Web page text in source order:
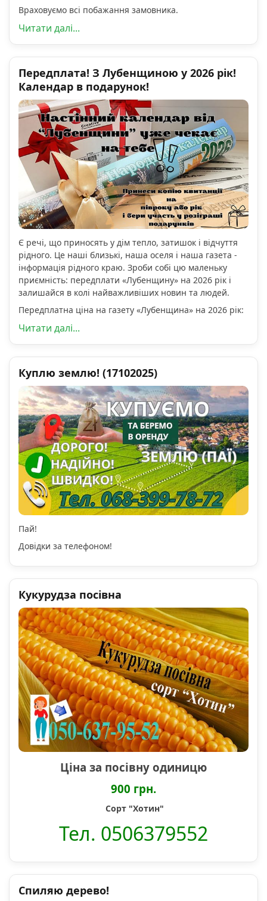
Враховуємо всі побажання замовника.
Читати далі...
Передплата! З Лубенщиною у 2026 рік!
Календар в подарунок!
Є речі, що приносять у дім тепло, затишок і відчуття
рідного. Це наші близькі, наша оселя і наша газета -
інформація рідного краю. Зроби собі цю маленьку
приємність: передплати «Лубенщину» на 2026 рік і
залишайся в колі найважливіших новин та людей.
Передплатна ціна на газету «Лубенщина» на 2026 рік:
Читати далі...
Куплю землю! (17102025)
Пай!
Довідки за телефоном!
Кукурудза посівна
Ціна за посівну одиницю
900 грн.
Сорт "Хотин"
Тел. 0506379552
Спиляю дерево!